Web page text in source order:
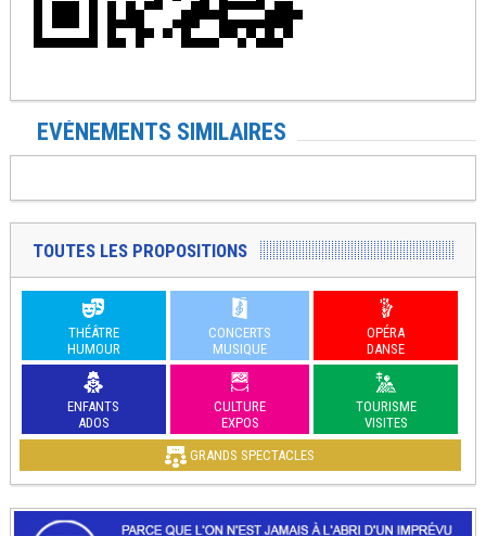
EVÉNEMENTS SIMILAIRES
TOUTES LES PROPOSITIONS
THÉÂTRE
HUMOUR
CONCERTS
MUSIQUE
OPÉRA
DANSE
ENFANTS
ADOS
CULTURE
EXPOS
TOURISME
VISITES
GRANDS SPECTACLES